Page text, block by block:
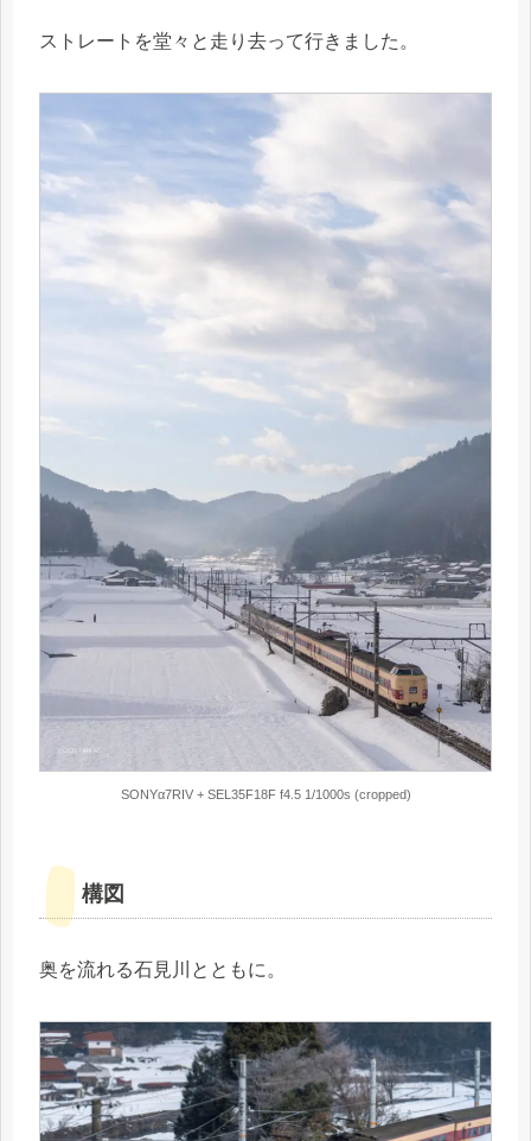
ストレートを堂々と走り去って行きました。
SONYα7RIV + SEL35F18F f4.5 1/1000s (cropped)
構図
奥を流れる石見川とともに。